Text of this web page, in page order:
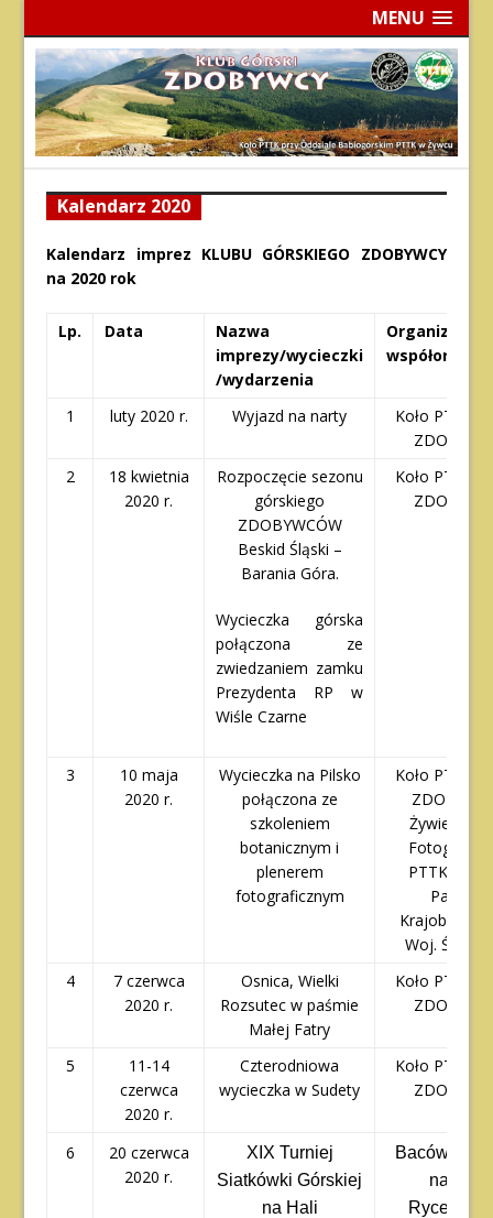
MENU
Kalendarz 2020
Kalendarz imprez KLUBU GÓRSKIEGO ZDOBYWCY
na 2020 rok
Lp. Data
Nazwa
imprezy/wycieczki
/wydarzenia
Organizator
1 luty 2020 r. Wyjazd na narty
Koło PTTK –
2
18 kwietnia
2020 r.
Rozpoczęcie sezonu
górskiego
ZDOBYWCÓW
Beskid Śląski –
Barania Góra.
Wycieczka górska
połączona ze
zwiedzaniem zamku
Prezydenta RP w
Wiśle Czarne
Koło PTTK –
3
10 maja
2020 r.
Wycieczka na Pilsko
połączona ze
szkoleniem
botanicznym i
plenerem
fotograficznym
Koło PTTK –
Żywiecki
PTTK,
Parków
Woj.
4
7 czerwca
2020 r.
Osnica, Wielki
Rozsutec w paśmie
Małej Fatry
Koło PTTK –
5
11-14
czerwca
2020 r.
Czterodniowa
wycieczka w Sudety
Koło PTTK –
6
20 czerwca
2020 r.
XIX Turniej
Siatkówki Górskiej
na Hali
Bacówka
na Hali